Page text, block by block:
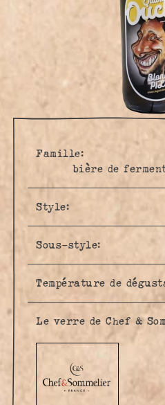
Famille:
bière de
Style:
Sous-style:
Température de
Le verre de Chef &